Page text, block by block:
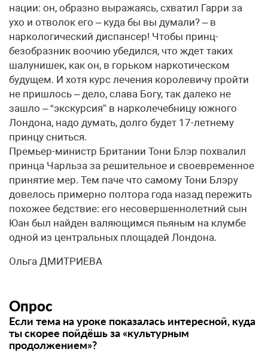
нации: он, образно выражаясь, схватил Гарри за
ухо и отволок его – куда бы вы думали? – в
наркологический диспансер! Чтобы принц-
безобразник воочию убедился, что ждет таких
шалунишек, как он, в горьком наркотическом
будущем. И хотя курс лечения королевичу пройти
не пришлось – дело, слава Богу, так далеко не
зашло – “экскурсия” в нарколечебницу южного
Лондона, надо думать, долго будет 17-летнему
принцу сниться.
Премьер-министр Британии Тони Блэр похвалил
принца Чарльза за решительное и своевременное
принятие мер. Тем паче что самому Тони Блэру
довелось примерно полтора года назад пережить
похожее бедствие: его несовершеннолетний сын
Юан был найден валяющимся пьяным на клумбе
одной из центральных площадей Лондона.
Ольга ДМИТРИЕВА
Опрос
Если тема на уроке показалась интересной, куда
ты скорее пойдёшь за «культурным
продолжением»?